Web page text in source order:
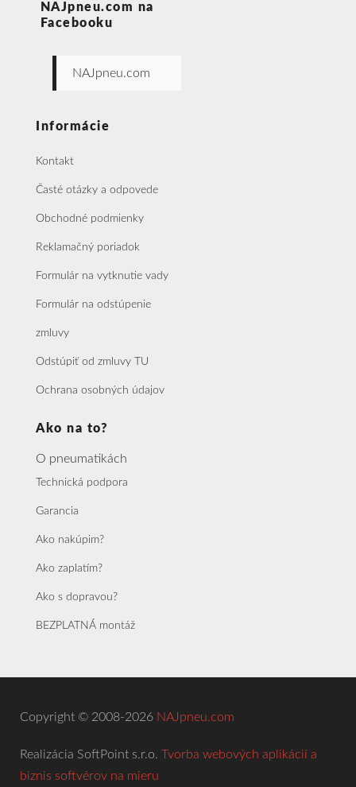
NAJpneu.com na
Facebooku
NAJpneu.com
Informácie
Kontakt
Časté otázky a odpovede
Obchodné podmienky
Reklamačný poriadok
Formulár na vytknutie vady
Formulár na odstúpenie
zmluvy
Odstúpiť od zmluvy TU
Ochrana osobných údajov
Ako na to?
O pneumatikách
Technická podpora
Garancia
Ako nakúpim?
Ako zaplatím?
Ako s dopravou?
BEZPLATNÁ montáž
Copyright © 2008-2026 NAJpneu.com
Realizácia SoftPoint s.r.o. Tvorba webových aplikácií a
biznis softvérov na mieru